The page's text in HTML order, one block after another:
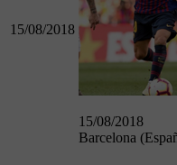
15/08/2018
15/08/2018
Barcelona